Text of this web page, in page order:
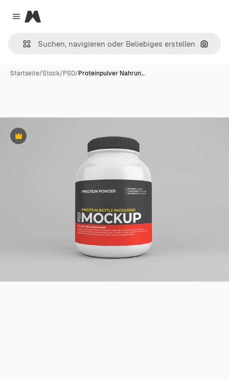
Close menu
Magnific
Nach
Startseite/Stock/PSD/Proteinpulver Nahrun…
Premium